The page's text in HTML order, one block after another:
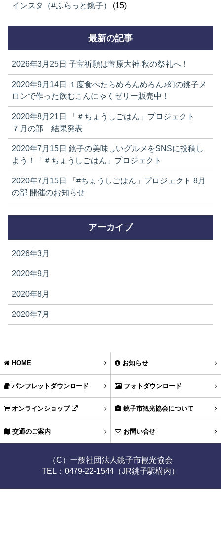
インスタ（#ふらっと銚子）
(15)
最新の記事
2026年3月25日 子宝祈願は菅原大神 秋の祭礼へ！
2020年9月14日
１度食べたらめろんめろん♪幻の銚子メ
ロンで作った飲むこんにゃくゼリー販売中！
2020年8月21日
「＃ちょうしごはん」プロジェクト
７月の部 結果発表
2020年7月15日 銚子の美味しいグルメをSNSに投稿し
よう！「＃ちょうしごはん」プロジェクト
2020年7月15日
「#ちょうしごはん」プロジェクト 8月
の部 開催のお知らせ
アーカイブ
2026年3月
2020年9月
2020年8月
2020年7月
HOME お知らせ
パンフレットダウンロード フォトダウンロード
オンラインショップ 銚子市観光協会について
交通のご案内 お問い合せ
（C）一般社団法人銚子市観光協会
TEL：0479-22-1544（JR銚子駅構内）